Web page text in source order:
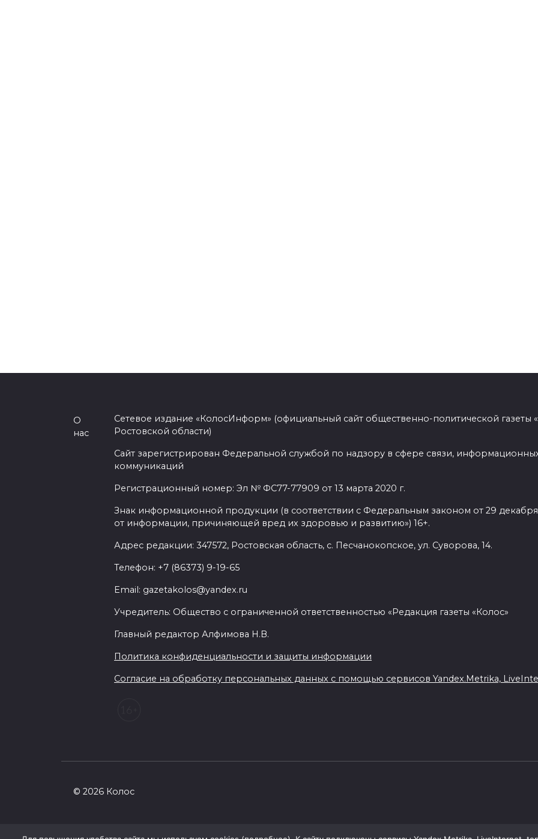
О
нас
Сетевое издание «КолосИнформ» (официальный сайт общественно-политической газеты
Ростовской области)
Сайт зарегистрирован Федеральной службой по надзору в сфере связи,
коммуникаций
Регистрационный номер: Эл № ФС77-77909 от 13 марта 2020 г.
Знак информационной продукции (в соответствии с Федеральным законом от 29
от информации, причиняющей вред их здоровью и развитию») 16+.
Адрес редакции: 347572, Ростовская область, с. Песчанокопское, ул. Суворова, 14.
Телефон: +7 (86373) 9-19-65
Email: gazetakolos@yandex.ru
Учредитель: Общество с ограниченной ответственностью «Редакция газеты «Колос»
Главный редактор Алфимова Н.В.
Политика конфиденциальности и защиты информации
Согласие на обработку персональных данных с помощью сервисов Yandex.Metrika,
© 2026 Колос